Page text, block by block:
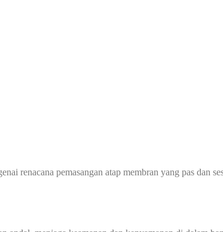
renacana pemasangan atap membran yang pas dan